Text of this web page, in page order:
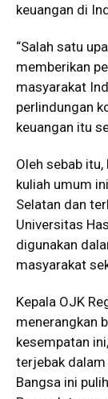
keuangan di
“Salah satu
memberikan
masyarakat
perlindungan
keuangan itu
Oleh sebab
kuliah umum
Selatan dan
Universitas
digunakan
masyarakat
Kepala OJK
menerangkan
kesempatan
terjebak
Bangsa ini